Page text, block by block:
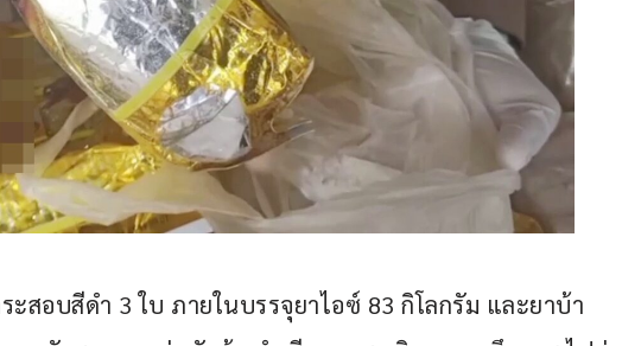
สอบสีดำ 3 ใบ ภายในบรรจุยาไอซ์ 83 กิโลกรัม และยาบ้า